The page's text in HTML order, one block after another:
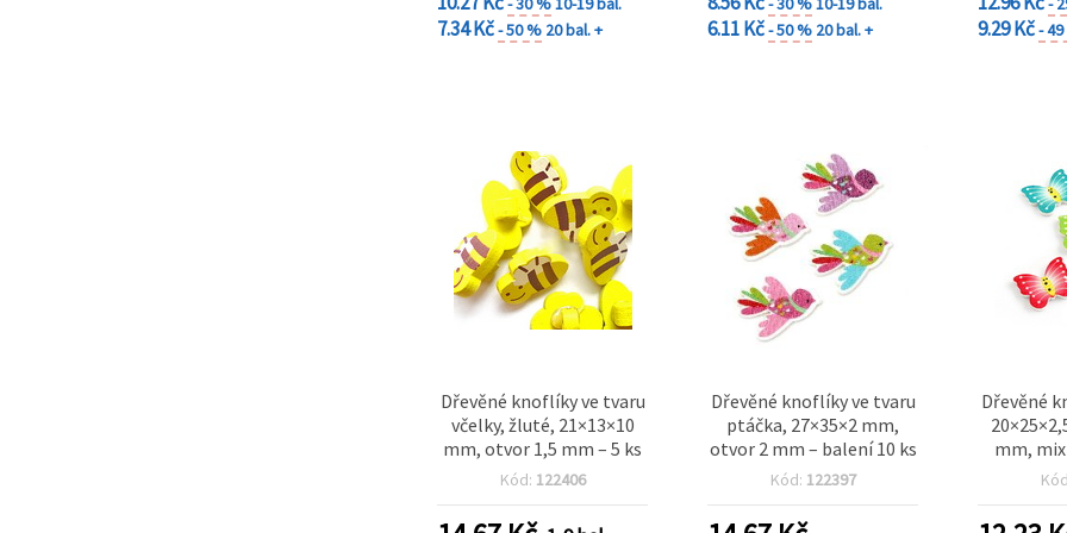
7.34 Kč- 50 % 20 bal. + 6.11 Kč- 50 % 20 bal. + 9.29 Kč-
Dřevěné knoflíky ve tvaru
včelky, žluté, 21×13×10
mm, otvor 1,5 mm – 5 ks
Kód: 122406
Dřevěné knoflíky ve tvaru
ptáčka, 27×35×2 mm,
otvor 2 mm – balení 10 ks
Kód: 122397
Dřevěné
mm, mix